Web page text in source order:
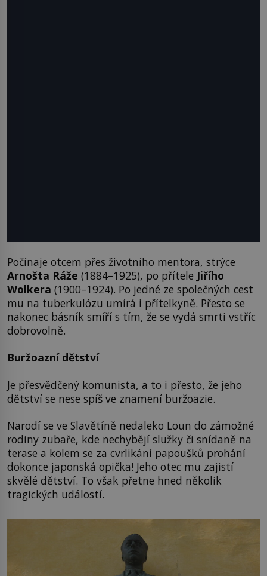
Počínaje otcem přes životního mentora, strýce
Arnošta Ráže (1884–1925), po přítele Jiřího
Wolkera (1900–1924). Po jedné ze společných cest
mu na tuberkulózu umírá i přítelkyně. Přesto se
nakonec básník smíří s tím, že se vydá smrti vstříc
dobrovolně.
Buržoazní dětství
Je přesvědčený komunista, a to i přesto, že jeho
dětství se nese spíš ve znamení buržoazie.
Narodí se ve Slavětíně nedaleko Loun do zámožné
rodiny zubaře, kde nechybějí služky či snídaně na
terase a kolem se za cvrlikání papoušků prohání
dokonce japonská opička! Jeho otec mu zajistí
skvělé dětství. To však přetne hned několik
tragických událostí.